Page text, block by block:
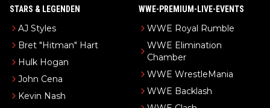
STARS & LEGENDEN
AJ Styles
Bret "Hitman" Hart
Hulk Hogan
John Cena
Kevin Nash
WWE-PREMIUM-LIVE-EVENTS
WWE Royal Rumble
WWE Elimination
Chamber
WWE WrestleMania
WWE Backlash